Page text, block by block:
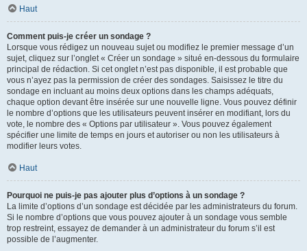
Haut
Comment puis-je créer un sondage ?
Lorsque vous rédigez un nouveau sujet ou modifiez le premier message d’un
sujet, cliquez sur l’onglet « Créer un sondage » situé en-dessous du formulaire
principal de rédaction. Si cet onglet n’est pas disponible, il est probable que
vous n’ayez pas la permission de créer des sondages. Saisissez le titre du
sondage en incluant au moins deux options dans les champs adéquats,
chaque option devant être insérée sur une nouvelle ligne. Vous pouvez définir
le nombre d’options que les utilisateurs peuvent insérer en modifiant, lors du
vote, le nombre des « Options par utilisateur ». Vous pouvez également
spécifier une limite de temps en jours et autoriser ou non les utilisateurs à
modifier leurs votes.
Haut
Pourquoi ne puis-je pas ajouter plus d’options à un sondage ?
La limite d’options d’un sondage est décidée par les administrateurs du forum.
Si le nombre d’options que vous pouvez ajouter à un sondage vous semble
trop restreint, essayez de demander à un administrateur du forum s’il est
possible de l’augmenter.